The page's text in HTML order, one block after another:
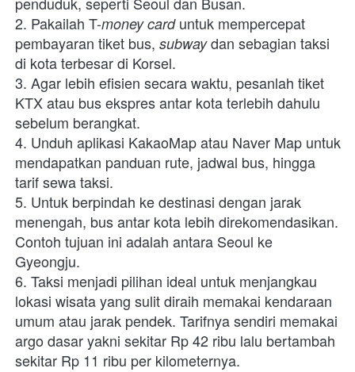
2. Pakailah T-money card untuk mempercepat
pembayaran tiket bus, subway dan sebagian taksi
di kota terbesar di Korsel.
3. Agar lebih efisien secara waktu, pesanlah tiket
KTX atau bus ekspres antar kota terlebih dahulu
sebelum berangkat.
4. Unduh aplikasi KakaoMap atau Naver Map untuk
mendapatkan panduan rute, jadwal bus, hingga
tarif sewa taksi.
5. Untuk berpindah ke destinasi dengan jarak
menengah, bus antar kota lebih direkomendasikan.
Contoh tujuan ini adalah antara Seoul ke
Gyeongju.
6. Taksi menjadi pilihan ideal untuk menjangkau
lokasi wisata yang sulit diraih memakai kendaraan
umum atau jarak pendek. Tarifnya sendiri memakai
argo dasar yakni sekitar Rp 42 ribu lalu bertambah
sekitar Rp 11 ribu per kilometernya.